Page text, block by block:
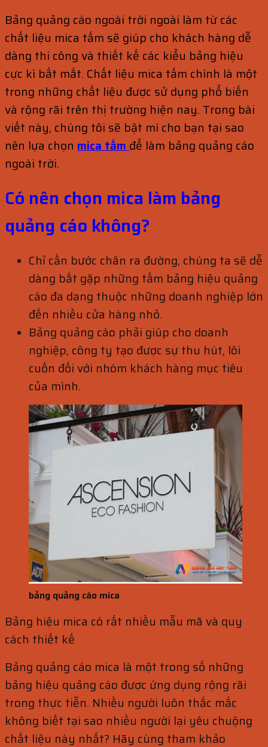
Bảng quảng cáo ngoài trời ngoài làm từ các
chất liệu mica tấm sẽ giúp cho khách hàng dễ
dàng thi công và thiết kế các kiểu bảng hiệu
cực kì bắt mắt. Chất liệu mica tấm chính là một
trong những chất liệu được sử dụng phổ biến
và rộng rãi trên thị trường hiện nay. Trong bài
viết này, chúng tôi sẽ bật mí cho bạn tại sao
nên lựa chọn mica tấm để làm bảng quảng cáo
ngoài trời.
Có nên chọn mica làm bảng
quảng cáo không?
Chỉ cần bước chân ra đường, chúng ta sẽ dễ
dàng bắt gặp những tấm bảng hiệu quảng
cáo đa dạng thuộc những doanh nghiệp lớn
đến nhiều cửa hàng nhỏ.
Bảng quảng cáo phải giúp cho doanh
nghiệp, công ty tạo được sự thu hút, lôi
cuốn đối với nhóm khách hàng mục tiêu
của mình.
bảng quảng cáo mica
Bảng hiệu mica có rất nhiều mẫu mã và quy
cách thiết kế
Bảng quảng cáo mica là một trong số những
bảng hiệu quảng cáo được ứng dụng rộng rãi
trong thực tiễn. Nhiều người luôn thắc mắc
không biết tại sao nhiều người lại yêu chuộng
chất liệu này nhất? Hãy cùng tham khảo